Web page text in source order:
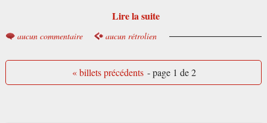
Lire la suite
aucun commentaire aucun rétrolien
« billets précédents - page 1 de 2